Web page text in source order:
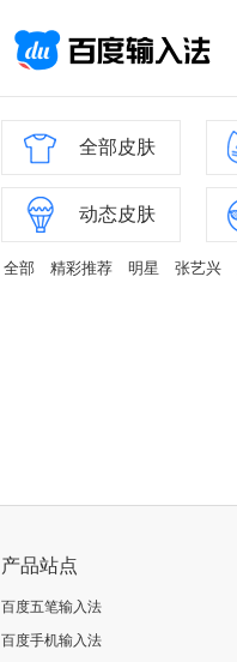
全部皮肤
动态皮肤
全部 精彩推荐 明星 张艺兴
产品站点
百度五笔输入法
百度手机输入法